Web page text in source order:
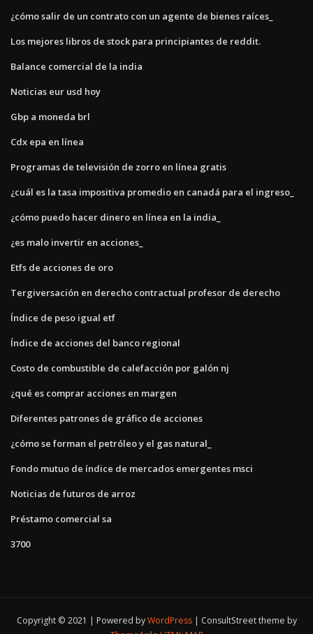
¿cómo salir de un contrato con un agente de bienes raíces_
Los mejores libros de stock para principiantes de reddit.
Balance comercial de la india
Noticias eur usd hoy
Gbp a moneda brl
Cdx epa en línea
Programas de televisión de zorro en línea gratis
¿cuál es la tasa impositiva promedio en canadá para el ingreso_
¿cómo puedo hacer dinero en línea en la india_
¿es malo invertir en acciones_
Etfs de acciones de oro
Tergiversación en derecho contractual profesor de derecho
Índice de peso igual etf
Índice de acciones del banco regional
Costo de combustible de calefacción por galón nj
¿qué es comprar acciones en margen
Diferentes patrones de gráfico de acciones
¿cómo se forman el petróleo y el gas natural_
Fondo mutuo de índice de mercados emergentes msci
Noticias de futuros de arroz
Préstamo comercial sa
3700
Copyright © 2021 | Powered byWordPress
ConsultStreet theme by